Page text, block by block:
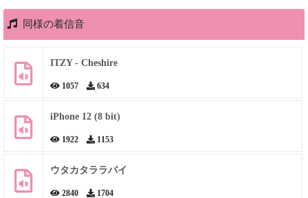
同様の着信音
ITZY - Cheshire
1057 634
iPhone 12 (8 bit)
1922 1153
ウタカタララバイ
2840 1704